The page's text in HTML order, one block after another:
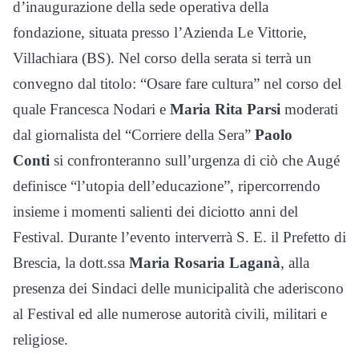
d’inaugurazione della sede operativa della
fondazione, situata presso l’Azienda Le Vittorie,
Villachiara (BS). Nel corso della serata si terrà un
convegno dal titolo: “Osare fare cultura” nel corso del
quale Francesca Nodari e Maria Rita Parsi moderati
dal giornalista del “Corriere della Sera” Paolo
Conti si confronteranno sull’urgenza di ciò che Augé
definisce “l’utopia dell’educazione”, ripercorrendo
insieme i momenti salienti dei diciotto anni del
Festival. Durante l’evento interverrà S. E. il Prefetto di
Brescia, la dott.ssa Maria Rosaria Laganà, alla
presenza dei Sindaci delle municipalità che aderiscono
al Festival ed alle numerose autorità civili, militari e
religiose.